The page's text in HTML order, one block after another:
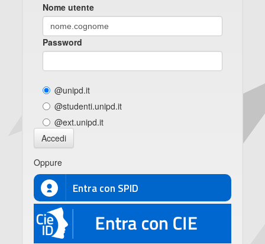
Nome utente
Password
@unipd.it
@studenti.unipd.it
@ext.unipd.it
Accedi
Oppure
Entra con SPID
CIE